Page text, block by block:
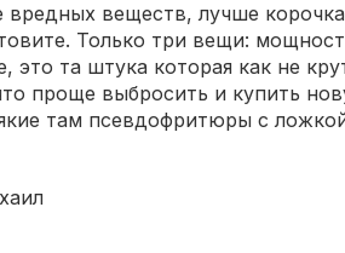
веществ, лучше
Только три вещи:
это та штука которая как не
проще выбросить и купить
там псевдофритюры с